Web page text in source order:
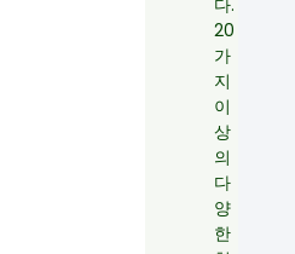
20
가
지
이
상
의
다
양
한